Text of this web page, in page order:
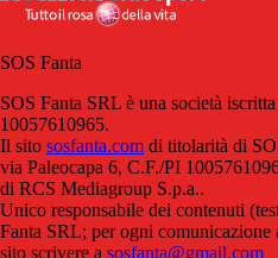
SOS Fanta
SOS Fanta SRL è una società
10057610965.
Il sito sosfanta.com di titolarità di
via Paleocapa 6, C.F./PI
di RCS Mediagroup S.p.a..
Unico responsabile dei contenuti
Fanta SRL; per ogni comunicazione
sito scrivere a sosfanta@gmail.com